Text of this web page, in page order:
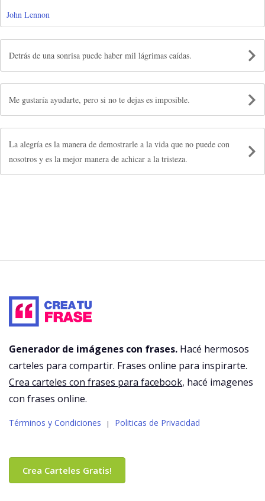
John Lennon
Detrás de una sonrisa puede haber mil lágrimas caídas.
Me gustaría ayudarte, pero si no te dejas es imposible.
La alegría es la manera de demostrarle a la vida que no puede con
nosotros y es la mejor manera de achicar a la tristeza.
Generador de imágenes con frases. Hacé hermosos
carteles para compartir. Frases online para inspirarte.
Crea carteles con frases para facebook, hacé imagenes
con frases online.
Términos y Condiciones | Politicas de Privacidad
Crea Carteles Gratis!